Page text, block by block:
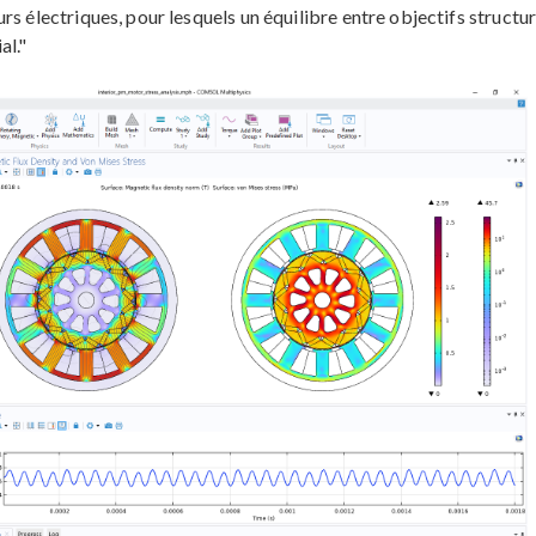
électriques, pour lesquels un équilibre entre objectifs